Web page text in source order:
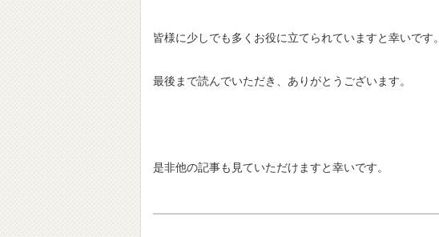
皆様に少しでも多くお役に立てられていますと幸いです。
最後まで読んでいただき、ありがとうございます。
是非他の記事も見ていただけますと幸いです。